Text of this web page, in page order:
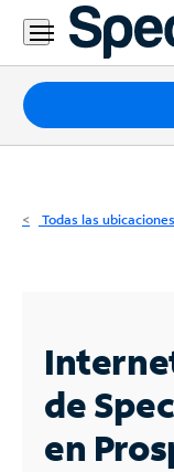
Residencial
Business
Paquetes
Internet
Business
Contáctanos
Todas las ubicaciones
de
en